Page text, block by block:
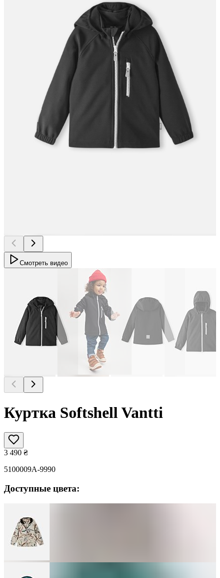
Смотреть видео
Куртка Softshell Vantti
3 490 ₴
5100009A-9990
Доступные цвета: